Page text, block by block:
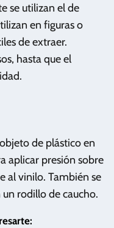
se utilizan el de
en figuras o
de extraer.
hasta que el
de plástico en
aplicar presión sobre
al vinilo. También se
rodillo de caucho.